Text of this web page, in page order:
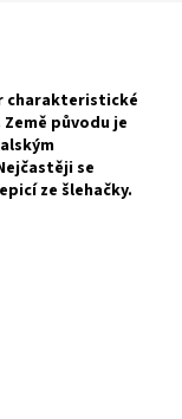
charakteristické
původu je
se
ze šlehačky.